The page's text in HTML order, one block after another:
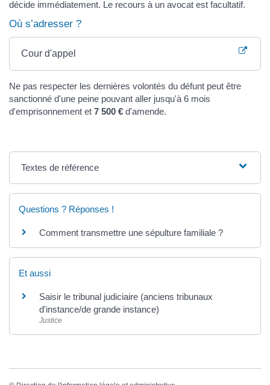
décide immédiatement. Le recours à un avocat est facultatif.
Où s’adresser ?
Cour d'appel
Ne pas respecter les dernières volontés du défunt peut être
sanctionné d'une peine pouvant aller jusqu'à 6 mois
d'emprisonnement et 7 500 € d'amende.
Textes de référence
Questions ? Réponses !
Comment transmettre une sépulture familiale ?
Et aussi
Saisir le tribunal judiciaire (anciens tribunaux
d'instance/de grande instance)
Justice